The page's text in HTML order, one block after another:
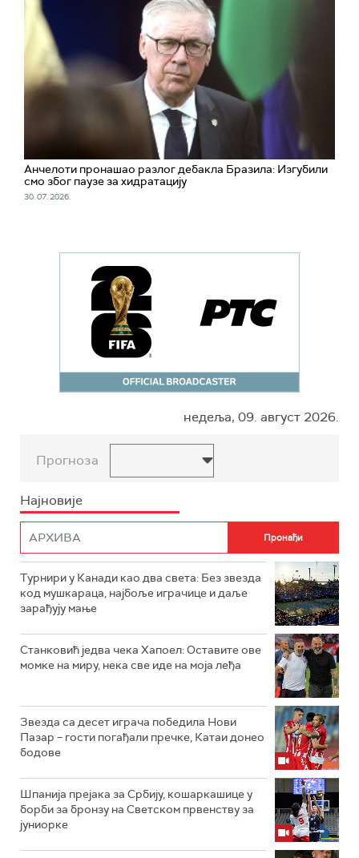
Анчелоти пронашао разлог дебакла Бразила: Изгубили
смо због паузе за хидратацију
30. 07. 2026.
недеља, 09. август 2026.
Прогноза
Најновије
Турнири у Канади као два света: Без звезда
код мушкараца, најбоље играчице и даље
зарађују мање
Станковић једва чека Хапоел: Оставите ове
момке на миру, нека све иде на моја леђа
Звезда са десет играча победила Нови
Пазар – гости погађали пречке, Катаи донео
бодове
Шпанија прејакa за Србију, кошаркашице у
борби за бронзу на Светском првенству за
јуниорке